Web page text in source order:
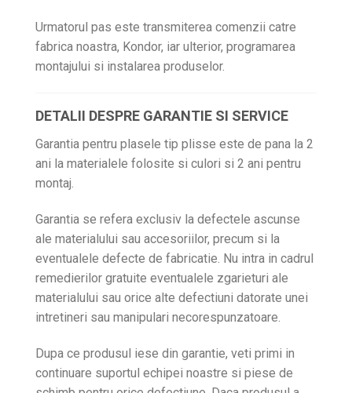
Urmatorul pas este transmiterea comenzii catre
fabrica noastra, Kondor, iar ulterior, programarea
montajului si instalarea produselor.
DETALII DESPRE GARANTIE SI SERVICE
Garantia pentru plasele tip plisse este de pana la 2
ani la materialele folosite si culori si 2 ani pentru
montaj.
Garantia se refera exclusiv la defectele ascunse
ale materialului sau accesoriilor, precum si la
eventualele defecte de fabricatie. Nu intra in cadrul
remedierilor gratuite eventualele zgarieturi ale
materialului sau orice alte defectiuni datorate unei
intretineri sau manipulari necorespunzatoare.
Dupa ce produsul iese din garantie, veti primi in
continuare suportul echipei noastre si piese de